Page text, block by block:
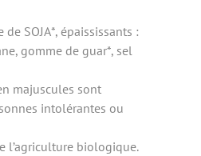
de SOJA*, épaississants :
gomme de guar*, sel
majuscules sont
intolérantes ou
l’agriculture biologique.